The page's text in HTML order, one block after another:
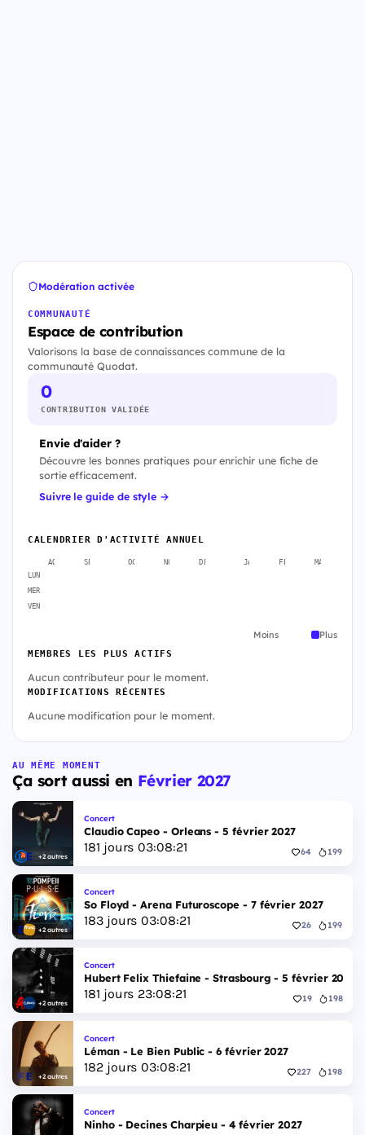
Modération activée
COMMUNAUTÉ
Espace de contribution
Valorisons la base de connaissances commune de la
communauté Quodat.
0
CONTRIBUTION VALIDÉE
Envie d'aider ?
Découvre les bonnes pratiques pour enrichir une fiche de
sortie efficacement.
Suivre le guide de style →
CALENDRIER D'ACTIVITÉ ANNUEL
AOÛT SEPT. OCT. NOV. DÉC. JANV. FÉVR. MARS
LUN
MER
VEN
Moins Plus
MEMBRES LES PLUS ACTIFS
Aucun contributeur pour le moment.
MODIFICATIONS RÉCENTES
Aucune modification pour le moment.
AU MÊME MOMENT
Ça sort aussi en Février 2027
+2 autres
Concert
Claudio Capeo - Orleans - 5 février 2027
181 jours 03:08:20 64 199
+2 autres
Concert
So Floyd - Arena Futuroscope - 7 février 2027
183jours 03:08:20 26 199
+2 autres
Concert
Hubert Felix Thiefaine - Strasbourg - 5 février 2027
181 jours 23:08:20 19 198
+2 autres
Concert
Léman - Le Bien Public - 6 février 2027
182jours 03:08:20 227 198
Concert
Ninho - Decines Charpieu - 4 février 2027